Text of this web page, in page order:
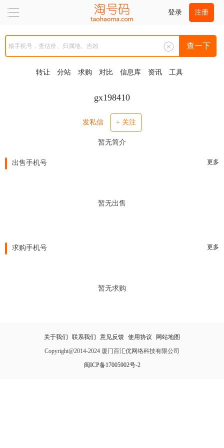
登录 注册
查一下
转让 分站 求购 对比 信息库 资讯 工具
gx198410
发私信 + 关注
暂无简介
出售手机号 更多
暂无出售
求购手机号 更多
暂无求购
关于我们 联系我们 意见反馈 使用协议
网站地图
Copyright@2014-2024 厦门百汇优网络科技有限公司
闽ICP备17005902号-2